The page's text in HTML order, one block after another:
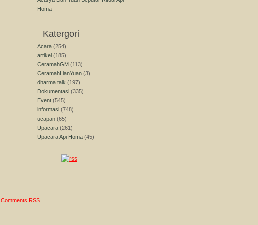
Homa
Katergori
Acara (254)
artikel (185)
CeramahGM (113)
CeramahLianYuan (3)
dharma talk (197)
Dokumentasi (335)
Event (545)
informasi (748)
ucapan (65)
Upacara (261)
Upacara Api Homa (45)
Comments RSS